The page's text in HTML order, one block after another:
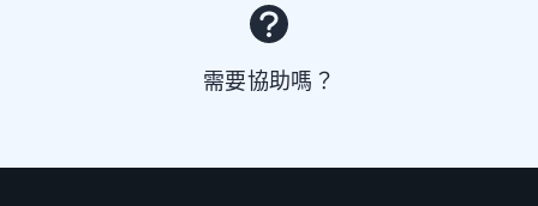
需要協助嗎？